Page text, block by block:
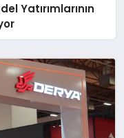
Yatırımlarının